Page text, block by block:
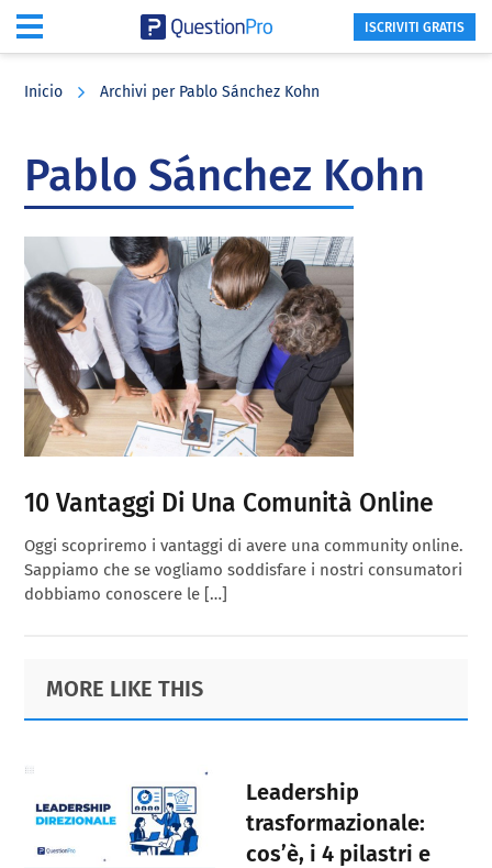
ISCRIVITI GRATIS
Inicio Archivi per Pablo Sánchez Kohn
Pablo Sánchez Kohn
10 Vantaggi Di Una Comunità Online
Oggi scopriremo i vantaggi di avere una community online.
Sappiamo che se vogliamo soddisfare i nostri consumatori
dobbiamo conoscere le […]
Primary
Sidebar
Footer
MORE LIKE THIS
Leadership
trasformazionale:
cos’è, i 4 pilastri e